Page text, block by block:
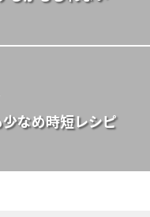
なめ時短レシピ